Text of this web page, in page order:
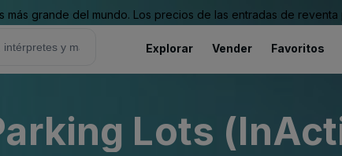
grande del mundo. Los precios de las entradas de
Explorar Vender Favoritos
Lots